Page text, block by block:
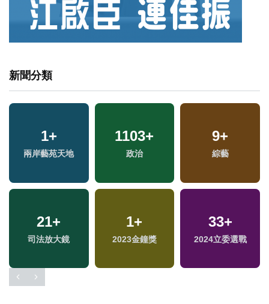
新聞分類
1+
兩岸藝苑天地
1103+
政治
9+
綜藝
21+
司法放大鏡
1+
2023金鐘獎
33+
2024立委選戰
348+
熱門
4+
兩岸佛教文化交流專
17+
評論
168+
運動
38+ 1378+
社會